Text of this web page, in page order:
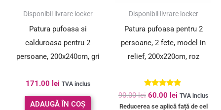
Disponibil livrare locker
Patura pufoasa si
calduroasa pentru 2
persoane, 200x240cm, gri
171.00 lei TVA inclus
ADAUGĂ ÎN COȘ
SUPER PREȚ!
Disponibil livrare locker
Patura pufoasa pentru 2
persoane, 2 fete, model in
relief, 200x220cm, roz
Evaluat la
5.00
din 5
90.00lei 60.00 lei TVA inclus
Reducerea se aplică față de cel